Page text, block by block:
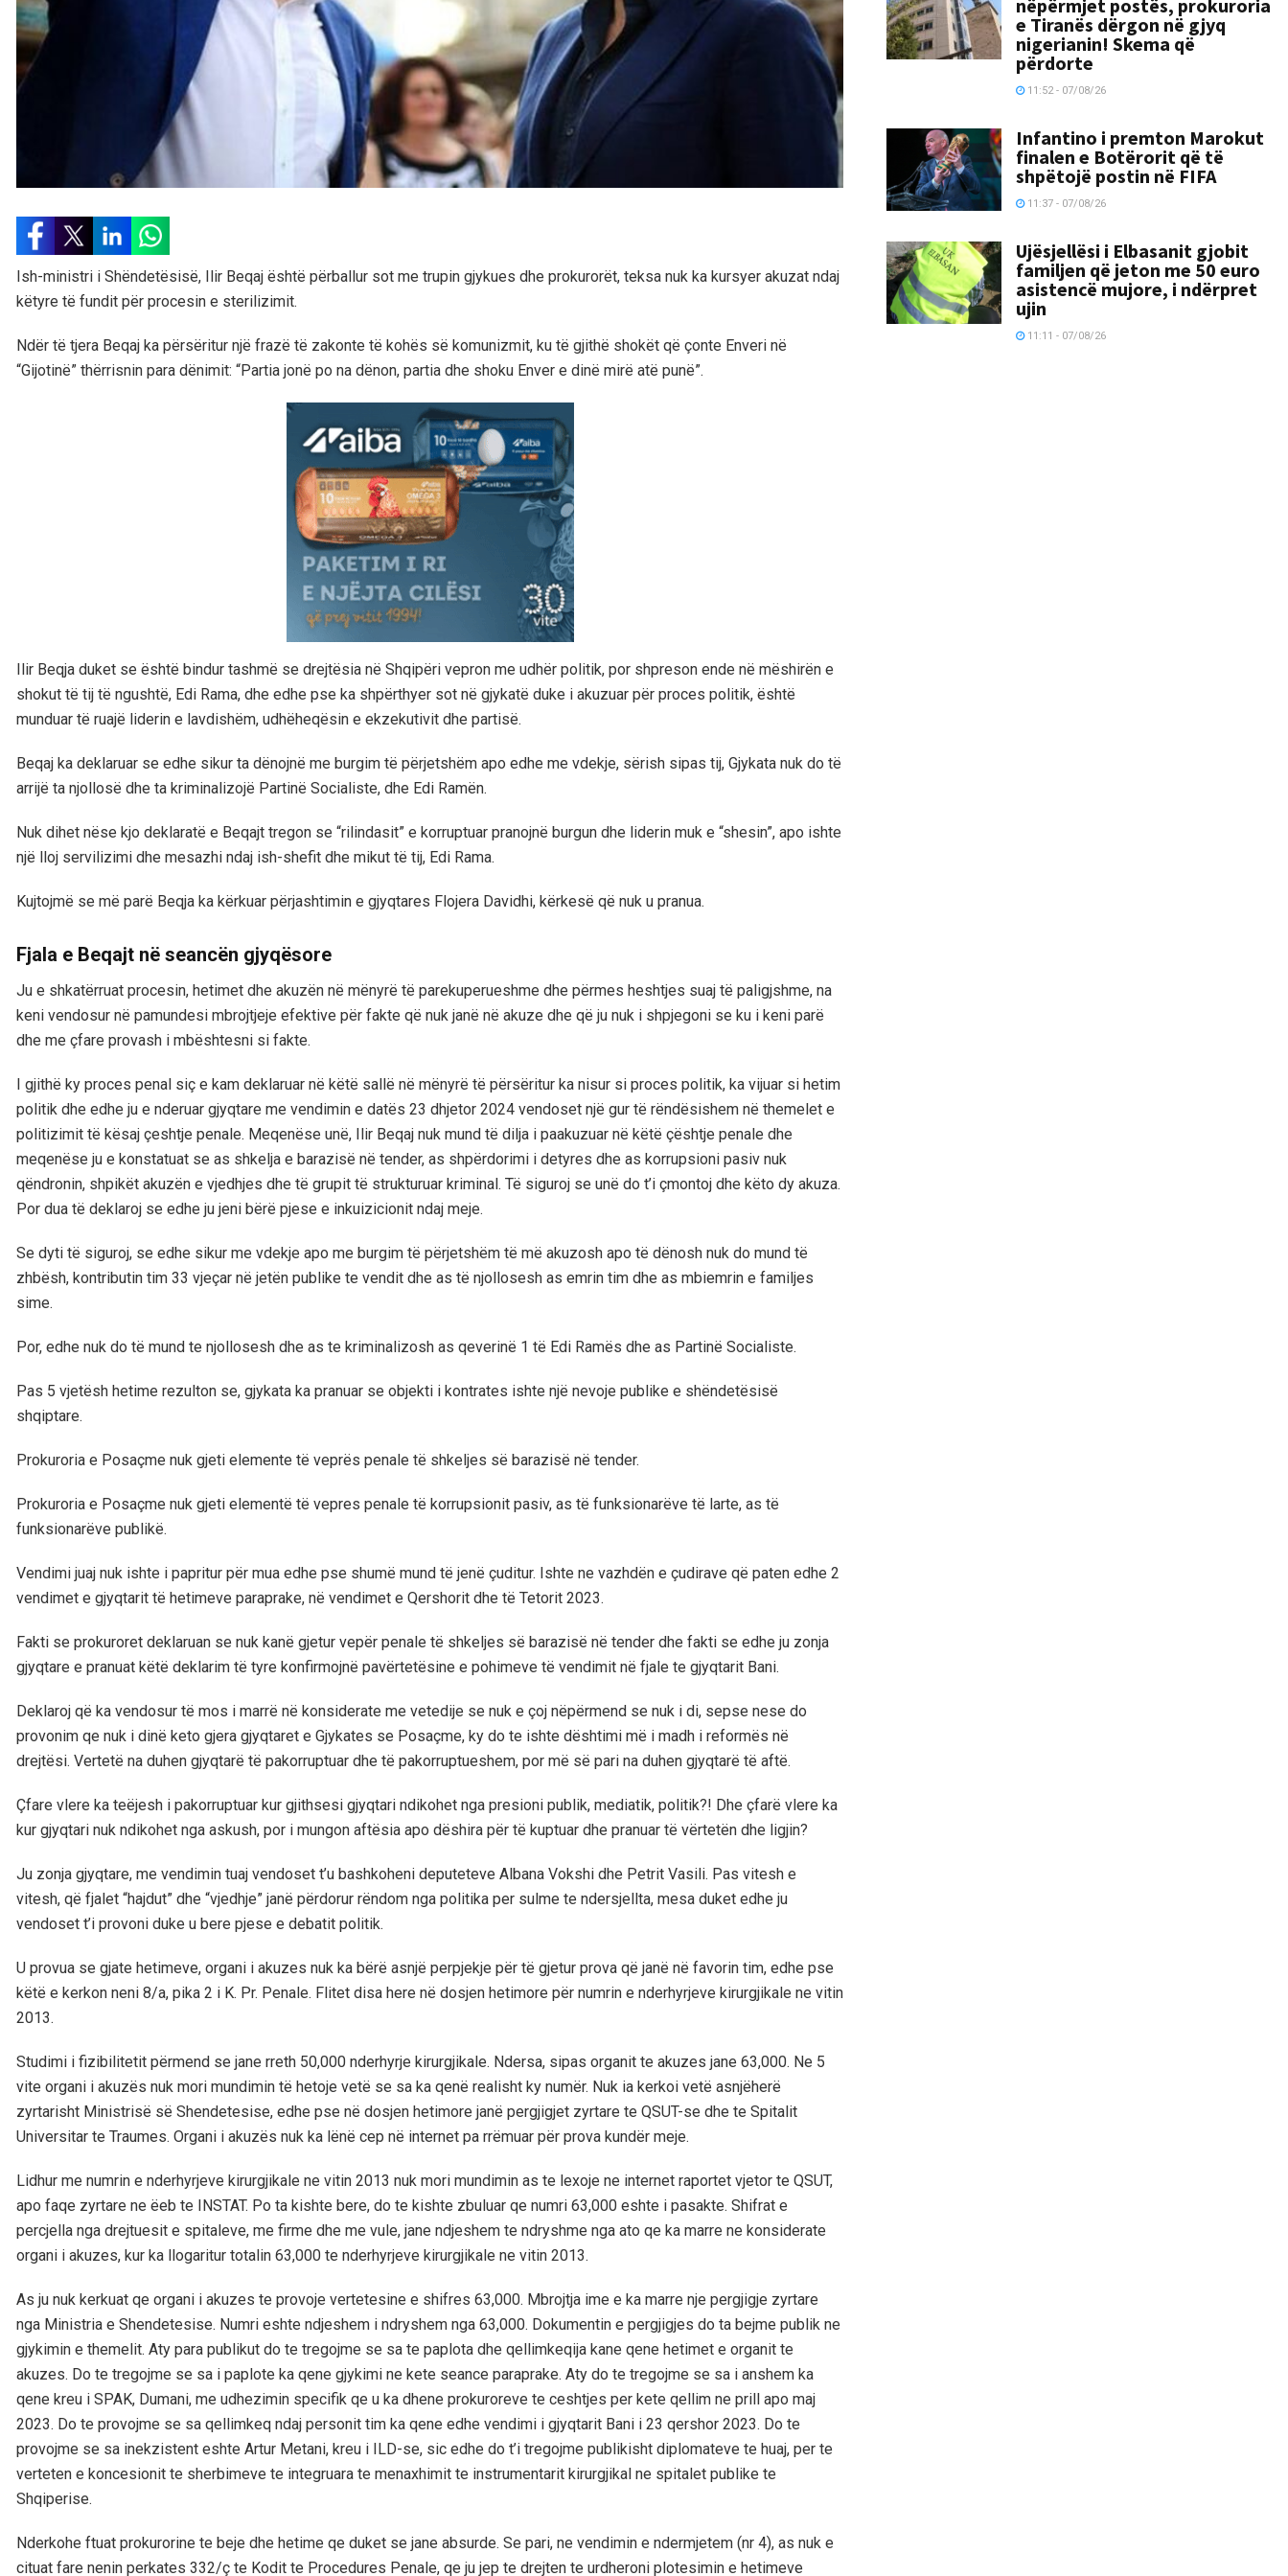
Ish-ministri i Shëndetësisë, Ilir Beqaj është përballur sot me trupin gjykues dhe prokurorët, teksa nuk ka kursyer akuzat ndaj
këtyre të fundit për procesin e sterilizimit.
Ndër të tjera Beqaj ka përsëritur një frazë të zakonte të kohës së komunizmit, ku të gjithë shokët që çonte Enveri në
“Gijotinë” thërrisnin para dënimit: “Partia jonë po na dënon, partia dhe shoku Enver e dinë mirë atë punë”.
Ilir Beqja duket se është bindur tashmë se drejtësia në Shqipëri vepron me udhër politik, por shpreson ende në mëshirën e
shokut të tij të ngushtë, Edi Rama, dhe edhe pse ka shpërthyer sot në gjykatë duke i akuzuar për proces politik, është
munduar të ruajë liderin e lavdishëm, udhëheqësin e ekzekutivit dhe partisë.
Beqaj ka deklaruar se edhe sikur ta dënojnë me burgim të përjetshëm apo edhe me vdekje, sërish sipas tij, Gjykata nuk do të
arrijë ta njollosë dhe ta kriminalizojë Partinë Socialiste, dhe Edi Ramën.
Nuk dihet nëse kjo deklaratë e Beqajt tregon se “rilindasit” e korruptuar pranojnë burgun dhe liderin muk e “shesin”, apo ishte
një lloj servilizimi dhe mesazhi ndaj ish-shefit dhe mikut të tij, Edi Rama.
Kujtojmë se më parë Beqja ka kërkuar përjashtimin e gjyqtares Flojera Davidhi, kërkesë që nuk u pranua.
Fjala e Beqajt në seancën gjyqësore
Ju e shkatërruat procesin, hetimet dhe akuzën në mënyrë të parekuperueshme dhe përmes heshtjes suaj të paligjshme, na
keni vendosur në pamundesi mbrojtjeje efektive për fakte që nuk janë në akuze dhe që ju nuk i shpjegoni se ku i keni parë
dhe me çfare provash i mbështesni si fakte.
I gjithë ky proces penal siç e kam deklaruar në këtë sallë në mënyrë të përsëritur ka nisur si proces politik, ka vijuar si hetim
politik dhe edhe ju e nderuar gjyqtare me vendimin e datës 23 dhjetor 2024 vendoset një gur të rëndësishem në themelet e
politizimit të kësaj çeshtje penale. Meqenëse unë, Ilir Beqaj nuk mund të dilja i paakuzuar në këtë çështje penale dhe
meqenëse ju e konstatuat se as shkelja e barazisë në tender, as shpërdorimi i detyres dhe as korrupsioni pasiv nuk
qëndronin, shpikët akuzën e vjedhjes dhe të grupit të strukturuar kriminal. Të siguroj se unë do t’i çmontoj dhe këto dy akuza.
Por dua të deklaroj se edhe ju jeni bërë pjese e inkuizicionit ndaj meje.
Se dyti të siguroj, se edhe sikur me vdekje apo me burgim të përjetshëm të më akuzosh apo të dënosh nuk do mund të
zhbësh, kontributin tim 33 vjeçar në jetën publike te vendit dhe as të njollosesh as emrin tim dhe as mbiemrin e familjes
sime.
Por, edhe nuk do të mund te njollosesh dhe as te kriminalizosh as qeverinë 1 të Edi Ramës dhe as Partinë Socialiste.
Pas 5 vjetësh hetime rezulton se, gjykata ka pranuar se objekti i kontrates ishte një nevoje publike e shëndetësisë
shqiptare.
Prokuroria e Posaçme nuk gjeti elemente të veprës penale të shkeljes së barazisë në tender.
Prokuroria e Posaçme nuk gjeti elementë të vepres penale të korrupsionit pasiv, as të funksionarëve të larte, as të
funksionarëve publikë.
Vendimi juaj nuk ishte i papritur për mua edhe pse shumë mund të jenë çuditur. Ishte ne vazhdën e çudirave që paten edhe 2
vendimet e gjyqtarit të hetimeve paraprake, në vendimet e Qershorit dhe të Tetorit 2023.
Fakti se prokuroret deklaruan se nuk kanë gjetur vepër penale të shkeljes së barazisë në tender dhe fakti se edhe ju zonja
gjyqtare e pranuat këtë deklarim të tyre konfirmojnë pavërtetësine e pohimeve të vendimit në fjale te gjyqtarit Bani.
Deklaroj që ka vendosur të mos i marrë në konsiderate me vetedije se nuk e çoj nëpërmend se nuk i di, sepse nese do
provonim qe nuk i dinë keto gjera gjyqtaret e Gjykates se Posaçme, ky do te ishte dështimi më i madh i reformës në
drejtësi. Vertetë na duhen gjyqtarë të pakorruptuar dhe të pakorruptueshem, por më së pari na duhen gjyqtarë të aftë.
Çfare vlere ka teëjesh i pakorruptuar kur gjithsesi gjyqtari ndikohet nga presioni publik, mediatik, politik?! Dhe çfarë vlere ka
kur gjyqtari nuk ndikohet nga askush, por i mungon aftësia apo dëshira për të kuptuar dhe pranuar të vërtetën dhe ligjin?
Ju zonja gjyqtare, me vendimin tuaj vendoset t’u bashkoheni deputeteve Albana Vokshi dhe Petrit Vasili. Pas vitesh e
vitesh, që fjalet “hajdut” dhe “vjedhje” janë përdorur rëndom nga politika per sulme te ndersjellta, mesa duket edhe ju
vendoset t’i provoni duke u bere pjese e debatit politik.
U provua se gjate hetimeve, organi i akuzes nuk ka bërë asnjë perpjekje për të gjetur prova që janë në favorin tim, edhe pse
këtë e kerkon neni 8/a, pika 2 i K. Pr. Penale. Flitet disa here në dosjen hetimore për numrin e nderhyrjeve kirurgjikale ne vitin
2013.
Studimi i fizibilitetit përmend se jane rreth 50,000 nderhyrje kirurgjikale. Ndersa, sipas organit te akuzes jane 63,000. Ne 5
vite organi i akuzës nuk mori mundimin të hetoje vetë se sa ka qenë realisht ky numër. Nuk ia kerkoi vetë asnjëherë
zyrtarisht Ministrisë së Shendetesise, edhe pse në dosjen hetimore janë pergjigjet zyrtare te QSUT-se dhe te Spitalit
Universitar te Traumes. Organi i akuzës nuk ka lënë cep në internet pa rrëmuar për prova kundër meje.
Lidhur me numrin e nderhyrjeve kirurgjikale ne vitin 2013 nuk mori mundimin as te lexoje ne internet raportet vjetor te QSUT,
apo faqe zyrtare ne ëeb te INSTAT. Po ta kishte bere, do te kishte zbuluar qe numri 63,000 eshte i pasakte. Shifrat e
percjella nga drejtuesit e spitaleve, me firme dhe me vule, jane ndjeshem te ndryshme nga ato qe ka marre ne konsiderate
organi i akuzes, kur ka llogaritur totalin 63,000 te nderhyrjeve kirurgjikale ne vitin 2013.
As ju nuk kerkuat qe organi i akuzes te provoje vertetesine e shifres 63,000. Mbrojtja ime e ka marre nje pergjigje zyrtare
nga Ministria e Shendetesise. Numri eshte ndjeshem i ndryshem nga 63,000. Dokumentin e pergjigjes do ta bejme publik ne
gjykimin e themelit. Aty para publikut do te tregojme se sa te paplota dhe qellimkeqija kane qene hetimet e organit te
akuzes. Do te tregojme se sa i paplote ka qene gjykimi ne kete seance paraprake. Aty do te tregojme se sa i anshem ka
qene kreu i SPAK, Dumani, me udhezimin specifik qe u ka dhene prokuroreve te ceshtjes per kete qellim ne prill apo maj
2023. Do te provojme se sa qellimkeq ndaj personit tim ka qene edhe vendimi i gjyqtarit Bani i 23 qershor 2023. Do te
provojme se sa inekzistent eshte Artur Metani, kreu i ILD-se, sic edhe do t’i tregojme publikisht diplomateve te huaj, per te
verteten e koncesionit te sherbimeve te integruara te menaxhimit te instrumentarit kirurgjikal ne spitalet publike te
Shqiperise.
Nderkohe ftuat prokurorine te beje dhe hetime qe duket se jane absurde. Se pari, ne vendimin e ndermjetem (nr 4), as nuk e
cituat fare nenin perkates 332/ç te Kodit te Procedures Penale, qe ju jep te drejten te urdheroni plotesimin e hetimeve
nëpërmjet postës, prokuroria
e Tiranës dërgon në gjyq
nigerianin! Skema që
përdorte
11:52 - 07/08/26
Infantino i premton Marokut
finalen e Botërorit që të
shpëtojë postin në FIFA
11:37 - 07/08/26
Ujësjellësi i Elbasanit gjobit
familjen që jeton me 50 euro
asistencë mujore, i ndërpret
ujin
11:11 - 07/08/26